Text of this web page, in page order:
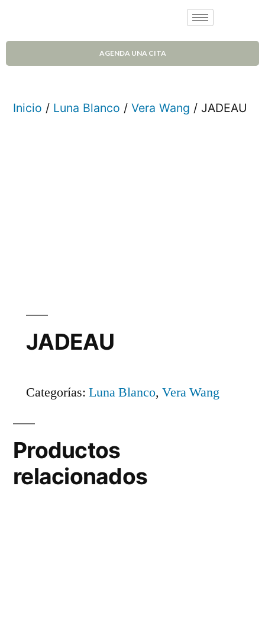
AGENDA UNA CITA
Inicio / Luna Blanco / Vera Wang / JADEAU
JADEAU
Categorías: Luna Blanco, Vera Wang
Productos
relacionados